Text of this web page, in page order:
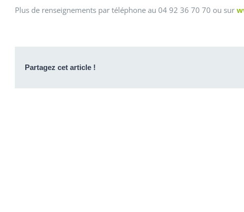
Plus de renseignements par téléphone au 04 92 36 70 70 ou sur
Partagez cet article !